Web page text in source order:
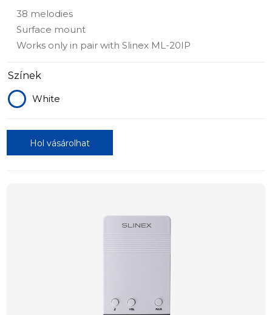
38 melodies
Surface mount
Works only in pair with Slinex ML-20IP
Színek
White
Hol vásárolhat